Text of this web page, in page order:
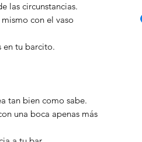
las circunstancias.
con el vaso
en tu barcito.
tan bien como sabe.
una boca apenas más